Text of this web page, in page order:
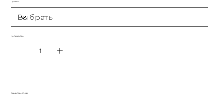
Длинна
Количество
Характеристики